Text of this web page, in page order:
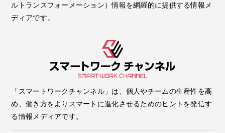
ルトランスフォーメーション）情報を網羅的に提供する情報メ
ディアです。
「スマートワークチャンネル」は、個人やチームの生産性を高
め、働き方をよりスマートに進化させるためのヒントを発信す
る情報メディアです。